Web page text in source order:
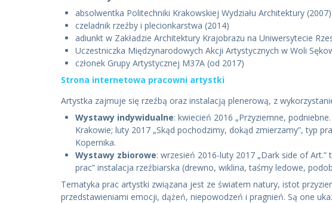
absolwentka Politechniki Krakowskiej Wydziału Architektury
czeladnik rzeźby i plecionkarstwa (2014)
adiunkt w Zakładzie Architektury Krajobrazu na Uniwersytecie
Uczestniczka Międzynarodowych Akcji Artystycznych w Woli
członek Grupy Artystycznej M37A (od 2017)
Strona internetowa pracowni artystki
Artystka zajmuje się rzeźbą oraz instalacją plenerową, z
Wystawy indywidualne: kwiecień 2016 „Przyziemne,
Krakowie; luty 2017 „Skąd pochodzimy, dokąd zmierzamy”, typ
Kopernika.
Wystawy zbiorowe: wrzesień 2016-luty 2017 „Dark side of
prac” instalacja rzeźbiarska (drewno, wiklina, taśmy ledowe,
Tematyka prac artystki związana jest ze światem natury, istot
przedstawieniami emocji, dążeń, niepowodzeń i pragnień. Są one